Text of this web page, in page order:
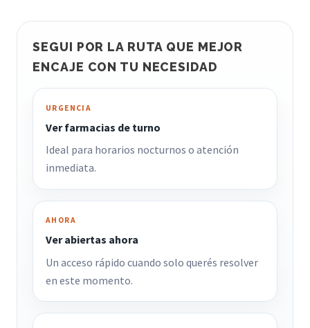
SEGUI POR LA RUTA QUE MEJOR
ENCAJE CON TU NECESIDAD
URGENCIA
Ver farmacias de turno
Ideal para horarios nocturnos o atención
inmediata.
AHORA
Ver abiertas ahora
Un acceso rápido cuando solo querés resolver
en este momento.